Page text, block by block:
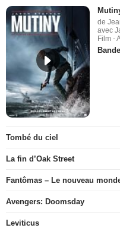
de
avec
Film -
Tombé du ciel
La fin d’Oak Street
Fantômas – Le nouveau
Avengers: Doomsday
Leviticus